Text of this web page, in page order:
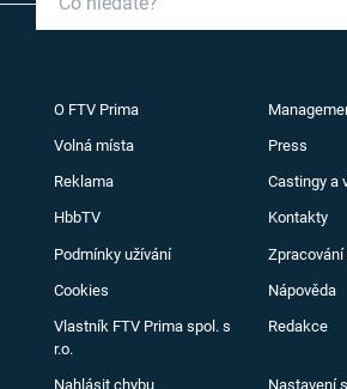
O FTV Prima
Volná místa Press
Reklama Castingy a
HbbTV Kontakty
Podmínky užívání
Cookies Nápověda
Vlastník FTV Prima spol. s
r.o.
Redakce
Nahlásit chybu Nastavení